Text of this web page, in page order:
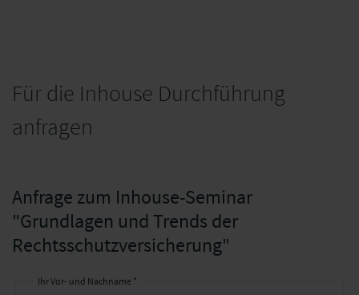
Für die Inhouse Durchführung
anfragen
Anfrage zum Inhouse-Seminar
"Grundlagen und Trends der
Rechtsschutzversicherung"
Ihr Vor- und Nachname *